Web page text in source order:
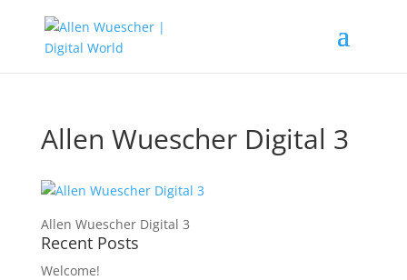
Allen Wuescher Digital 3
Allen Wuescher Digital 3
Recent Posts
Welcome!